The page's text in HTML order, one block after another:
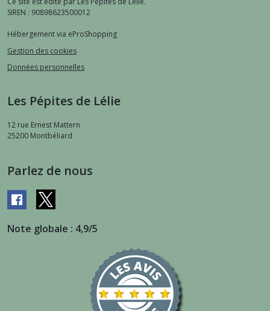
SIREN : 90898623500012
Hébergement via eProShopping
Gestion des cookies
Données personnelles
Les Pépites de Lélie
12 rue Ernest Mattern
25200 Montbéliard
Parlez de nous
Note globale : 4,9/5